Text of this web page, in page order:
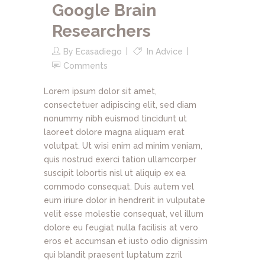
Google Brain
Researchers
By Ecasadiego In Advice
Comments
Lorem ipsum dolor sit amet,
consectetuer adipiscing elit, sed diam
nonummy nibh euismod tincidunt ut
laoreet dolore magna aliquam erat
volutpat. Ut wisi enim ad minim veniam,
quis nostrud exerci tation ullamcorper
suscipit lobortis nisl ut aliquip ex ea
commodo consequat. Duis autem vel
eum iriure dolor in hendrerit in vulputate
velit esse molestie consequat, vel illum
dolore eu feugiat nulla facilisis at vero
eros et accumsan et iusto odio dignissim
qui blandit praesent luptatum zzril